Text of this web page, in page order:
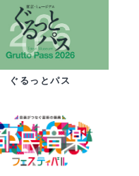
ぐるっとパス